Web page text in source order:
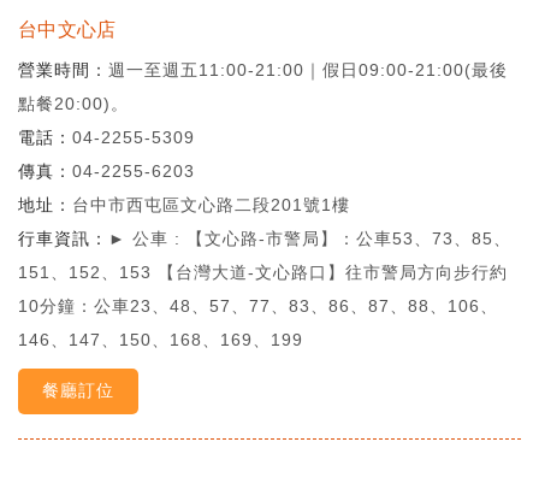
台中文心店
營業時間
週一至週五11:00-21:00｜假日09:00-21:00(最後
點餐20:00)。
電話
04-2255-5309
傳真
04-2255-6203
地址
台中市西屯區文心路二段201號1樓
行車資訊
► 公車 : 【文心路-市警局】：公車53、73、85、
151、152、153 【台灣大道-文心路口】往市警局方向步行約
10分鐘：公車23、48、57、77、83、86、87、88、106、
146、147、150、168、169、199
餐廳訂位